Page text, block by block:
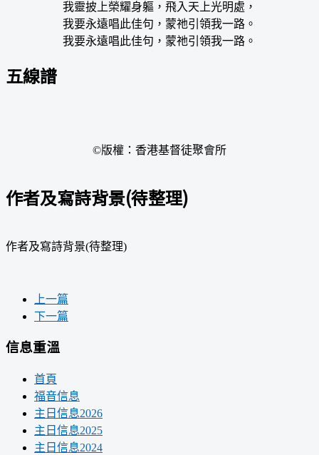
我靈披上榮耀身軀，飛入天上光明處，
我要永遠唱此佳句，蒙祂引領我一路。
我要永遠唱此佳句，蒙祂引領我一路。
五線譜
©版權：香港基督徒聚會所
作者及寫詩背景(待整理)
作者及寫詩背景(待整理)
上一篇
下一篇
信息重溫
首頁
福音信息
主日信息2026
主日信息2025
主日信息2024